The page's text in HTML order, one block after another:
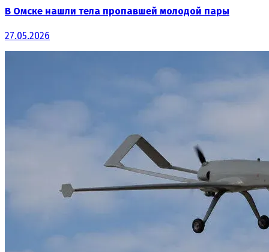
В Омске нашли тела пропавшей молодой пары
27.05.2026